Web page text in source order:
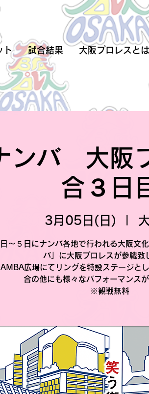
ト 試合結果 大阪プロレスとは
ンバ 大阪
合３日
3月05日(日)
〜５日にナンバ各地で行われる大阪文
バ」に大阪プロレスが参戦致
広場にてリングを特設ステージと
合の他にも様々なパフォーマンスが
※観戦無料